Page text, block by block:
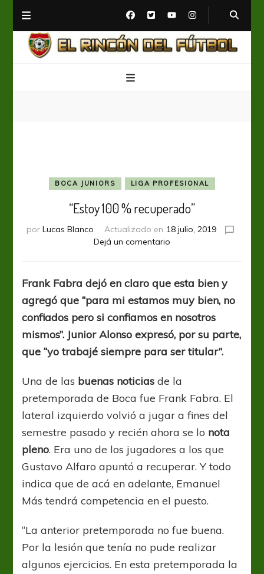
BOCA JUNIORS LIGA PROFESIONAL
“Estoy 100 % recuperado”
por Lucas Blanco Actualizado en 18 julio, 2019
Dejá un comentario
recuperado”
Frank Fabra dejó en claro que esta bien y
agregó que “para mi estamos muy bien, no
confiados pero si confiamos en nosotros
mismos”. Junior Alonso expresó, por su parte,
que “yo trabajé siempre para ser titular”.
Una de las buenas noticias de la
pretemporada de Boca fue Frank Fabra. El
lateral izquierdo volvió a jugar a fines del
semestre pasado y recién ahora se lo nota
pleno. Era uno de los jugadores a los que
Gustavo Alfaro apuntó a recuperar. Y todo
indica que de acá en adelante, Emanuel
Más tendrá competencia en el puesto.
“La anterior pretemporada no fue buena.
Por la lesión que tenía no pude realizar
algunos ejercicios. En esta pretemporada la